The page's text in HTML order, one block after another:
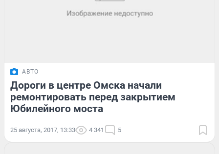
АВТО
Дороги в центре Омска начали
ремонтировать перед закрытием
Юбилейного моста
25 августа, 2017, 13:33 4 341 5